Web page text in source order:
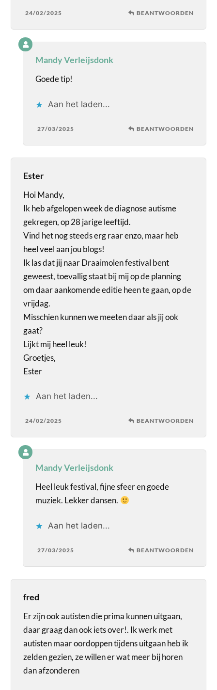
24/02/2025 BEANTWOORDEN
Mandy Verleijsdonk
Goede tip!
Aan het laden...
27/03/2025 BEANTWOORDEN
Ester
Hoi Mandy,
Ik heb afgelopen week de diagnose autisme
gekregen, op 28 jarige leeftijd.
Vind het nog steeds erg raar enzo, maar heb
heel veel aan jou blogs!
Ik las dat jij naar Draaimolen festival bent
geweest, toevallig staat bij mij op de planning
om daar aankomende editie heen te gaan, op de
vrijdag.
Misschien kunnen we meeten daar als jij ook
gaat?
Lijkt mij heel leuk!
Groetjes,
Ester
Aan het laden...
24/02/2025 BEANTWOORDEN
Mandy Verleijsdonk
Heel leuk festival, fijne sfeer en goede
muziek. Lekker dansen.
Aan het laden...
27/03/2025 BEANTWOORDEN
fred
Er zijn ook autisten die prima kunnen uitgaan,
daar graag dan ook iets over!. Ik werk met
autisten maar oordoppen tijdens uitgaan heb ik
zelden gezien, ze willen er wat meer bij horen
dan afzonderen